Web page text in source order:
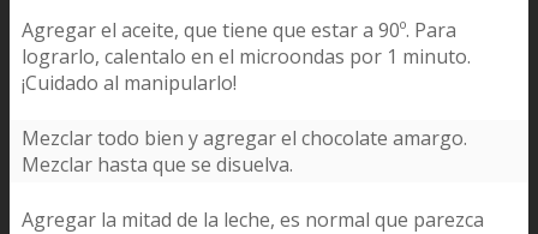
Agregar el aceite, que tiene que estar a 90º. Para
lograrlo, calentalo en el microondas por 1 minuto.
¡Cuidado al manipularlo!
Mezclar todo bien y agregar el chocolate amargo.
Mezclar hasta que se disuelva.
Agregar la mitad de la leche, es normal que parezca